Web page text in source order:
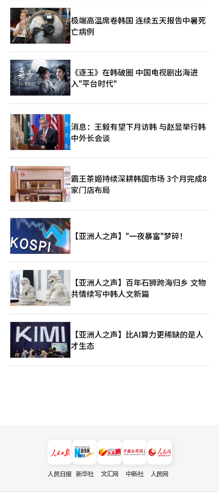
月消费者物价同比上涨2.8%。尽管官方数据显示物价上涨率有所
放缓，但如果排除能源补贴和教育免费化等政府措施的影响，物价
压力实际上在加大。如果日元贬值导致进口物价上涨，日本银行可
能面临更强的紧缩压力。 日本首相高市早苗在3日的参议院全体会
议上表示，对于汇率波动“将根据需要随时做出适当应对”。市场
再次将每美元160日元视为判断日本当局是否会重新干预的分水
岭。然而，由于美元走强、美日利差和原油价格上涨同时施压日元
贬值，单靠干预难以扭转趋势的观点较为强烈。《日本经济新闻》
援引一位外汇交易员的话称：“除非日本银行承认政策应对滞后，
并表现出加快加息的态度，否则日元升值的希望不大。”日元在一
个月内回落至160日元，显示出日本当局在汇率、物价和利率的管
理上再次面临考验。※ 本报道经人工智能（AI）系统翻译与编辑。
极端高温席卷韩国 连续五天报告中暑死
亡病例
《逐玉》在韩破圈 中国电视剧出海进
入"平台时代"
消息：王毅有望下月访韩 与赵显举行韩
中外长会谈
霸王茶姬持续深耕韩国市场 3个月完成8
家门店布局
【亚洲人之声】"一夜暴富"梦碎！
【亚洲人之声】百年石狮跨海归乡 文物
共情续写中韩人文新篇
【亚洲人之声】比AI算力更稀缺的是人
才生态
人民日报 新华社 文汇网 中新社 人民网